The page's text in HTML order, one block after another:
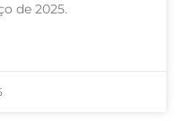
de 2025.